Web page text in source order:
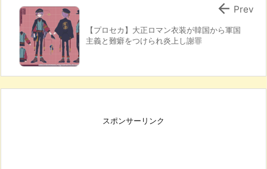
【プロセカ】大正ロマン衣装が韓国から軍国
主義と難癖をつけられ炎上し謝罪
 Prev
スポンサーリンク